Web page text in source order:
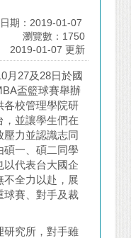
期：2019-01-07
瀏覽數：1750
2019-01-07 更新
27及28日於國
盃籃球賽舉辦
各校管理學院研
，並讓學生們在
壓力並認識志同
碩一、碩二同學
以代表台大國企
不全力以赴，展
球賽、對手及裁
究所，對手雖